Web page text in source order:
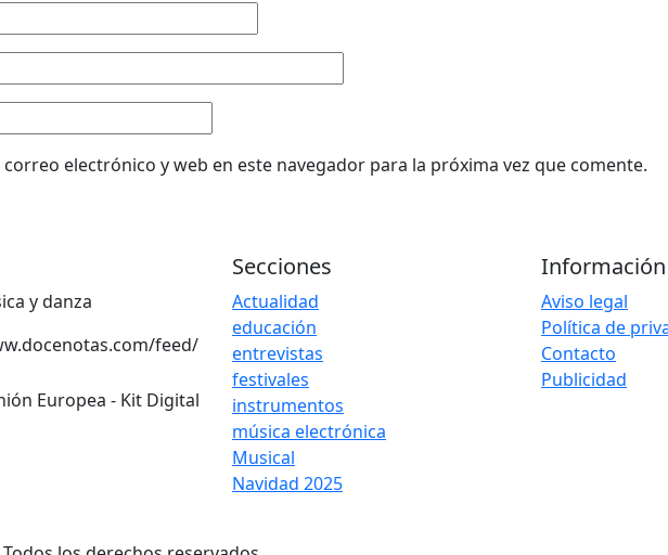
electrónico y web en este navegador para la próxima vez que comente.
y danza
feed/
Secciones
Actualidad
educación
entrevistas
festivales
instrumentos
música electrónica
Musical
Navidad 2025
Información
Aviso legal
Política de
Contacto
Publicidad